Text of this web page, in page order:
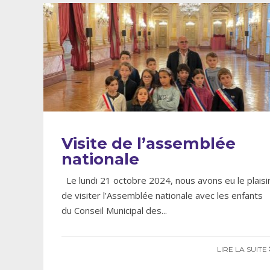
Visite de l’assemblée
nationale
Le lundi 21 octobre 2024, nous avons eu le
de visiter l’Assemblée nationale avec les enfants
du Conseil Municipal des...
LIRE LA SUITE